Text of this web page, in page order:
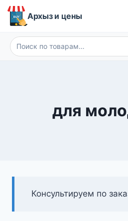
Перейти
Архыз и цены
Искать:
для
Консультируем по